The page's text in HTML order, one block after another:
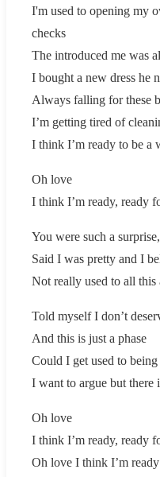
I'm used to opening my
checks
The introduced me was
I bought a new dress he
Always falling for these
I’m getting tired of
I think I’m ready to be a
Oh love
I think I’m ready, ready
You were such a
Said I was pretty and I
Not really used to all this
Told myself I don’t
And this is just a phase
Could I get used to
I want to argue but there
Oh love
I think I’m ready, ready
Oh love I think I’m ready